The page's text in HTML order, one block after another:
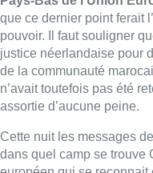
pour le Rassemblement
attachement croissant à la
ou encore celui de Victor
qui s’est exclamé sur X
changement sont là”.
Évidemment,37 sièges
alliés pour essayer de
C’est loin d’être gagné.